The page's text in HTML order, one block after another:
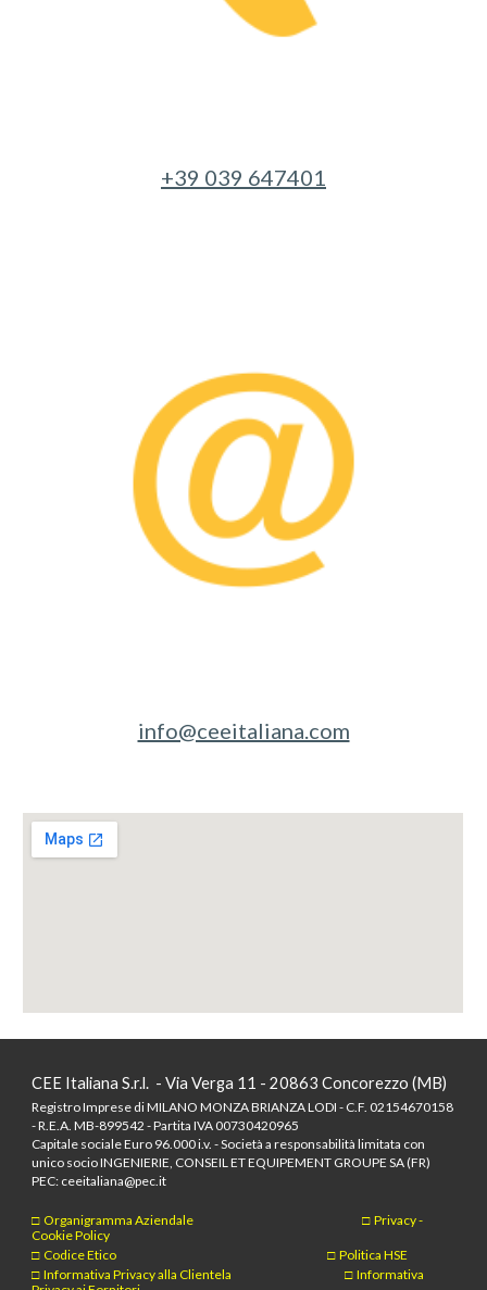
+39 039 647401
info@ceeitaliana.com
CEE Italiana S.r.l. - Via Verga 11 - 20863 Concorezzo (MB)
Registro Imprese di MILANO MONZA BRIANZA LODI - C.F. 02154670158
- R.E.A. MB-899542 - Partita IVA 00730420965
Capitale sociale Euro 96.000 i.v. - Società a responsabilità limitata con
unico socio INGENIERIE, CONSEIL ET EQUIPEMENT GROUPE SA (FR)
PEC: ceeitaliana@pec.it
□ Organigramma Aziendale □Privacy -
Cookie Policy
□ Codice Etico □Politica HSE
□Informativa Privacy alla Clientela □Informativa